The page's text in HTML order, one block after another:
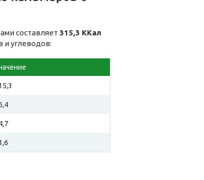
составляет 315,3 ККал
и углеводов: